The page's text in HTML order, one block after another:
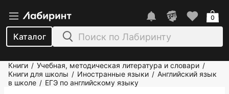
Каталог
0
Книги / Учебная, методическая литература и словари /
Книги для школы / Иностранные языки / Английский язык
в школе / ЕГЭ по английскому языку